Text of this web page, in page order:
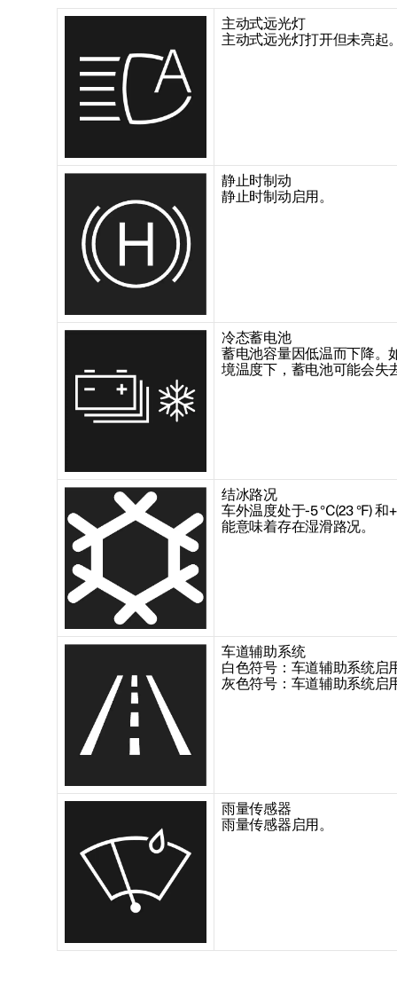
主动式远光灯
主动式远光灯打开但未亮起
静止时制动
静止时制动启用。
冷态蓄电池
蓄电池容量因低温而下降。
境温度下，蓄电池可能会失
结冰路况
车外温度处于-5 °C(23 °F)和
能意味着存在湿滑路况。
车道辅助系统
白色符号：车道辅助系统启
灰色符号：车道辅助系统启
雨量传感器
雨量传感器启用。